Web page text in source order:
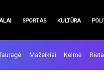
SPORTAS KULTŪRA
Mažeikiai Kelmė